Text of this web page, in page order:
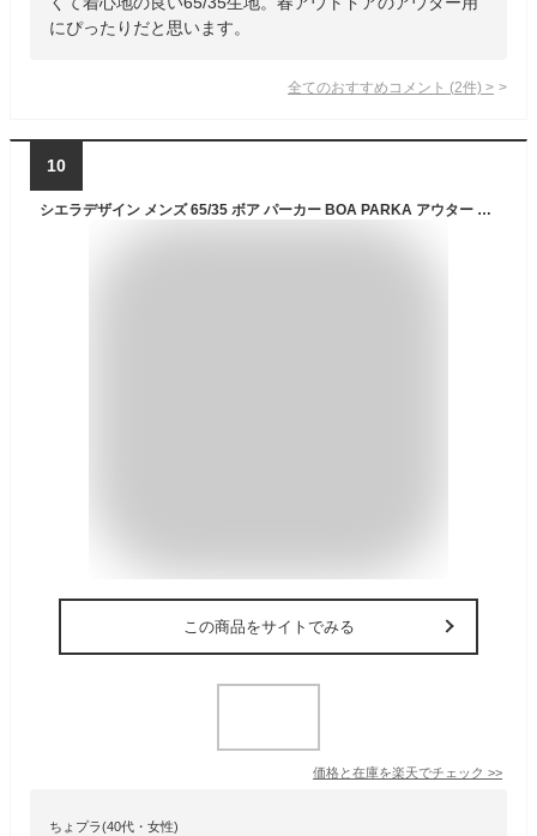
にぴったりだと思います。
全てのおすすめコメント (2件) >
10
シエラデザイン メンズ 65/35 ボア パーカー BOA PARKA アウター トップス マウンテンパーカー 送料無料 SIERRA DESIGNS 731005
この商品をサイトでみる
価格と在庫を楽天でチェック >>
ちょプラ(40代・女性)